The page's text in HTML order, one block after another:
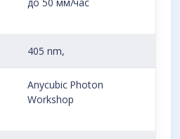
405 nm,
Anycubic Photon
Workshop